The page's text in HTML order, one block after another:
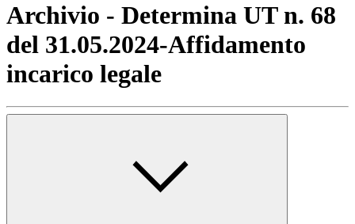
Archivio - Determina UT n. 68
del 31.05.2024-Affidamento
incarico legale